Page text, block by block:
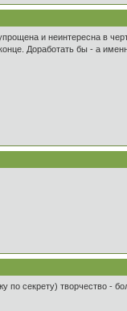
и неинтересна в
Доработать бы - а
секрету) творчество -